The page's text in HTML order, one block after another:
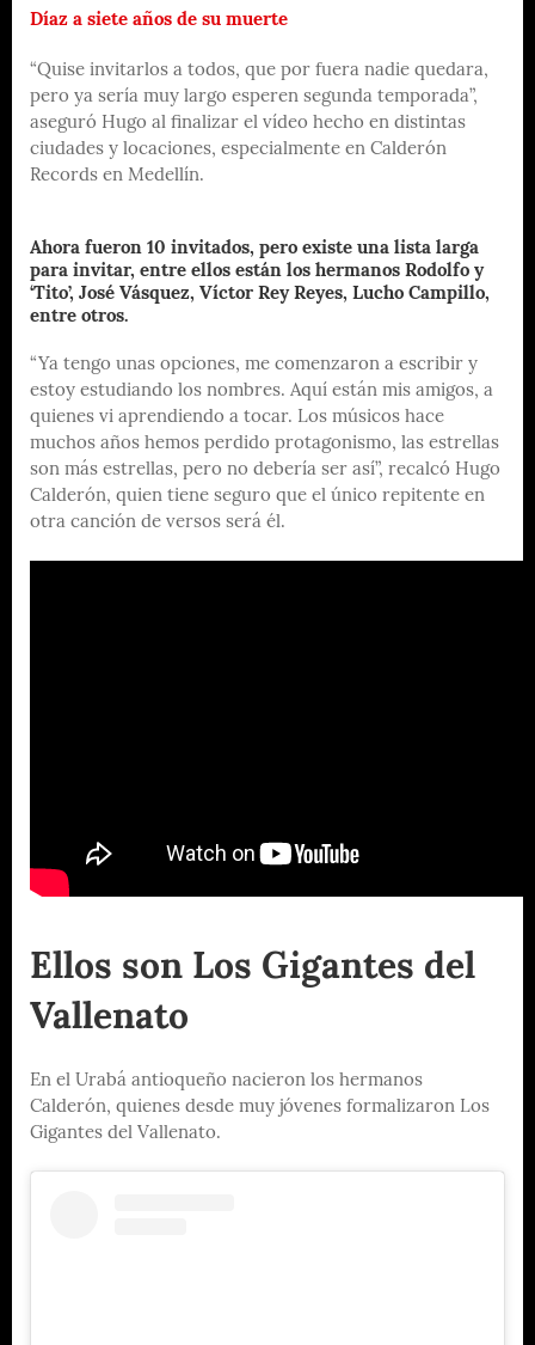
Díaz a siete años de su muerte
“Quise invitarlos a todos, que por fuera nadie quedara,
pero ya sería muy largo esperen segunda temporada”,
aseguró Hugo al finalizar el vídeo hecho en distintas
ciudades y locaciones, especialmente en Calderón
Records en Medellín.
Ahora fueron 10 invitados, pero existe una lista larga
para invitar, entre ellos están los hermanos Rodolfo y
‘Tito’, José Vásquez, Víctor Rey Reyes, Lucho Campillo,
entre otros.
“Ya tengo unas opciones, me comenzaron a escribir y
estoy estudiando los nombres. Aquí están mis amigos, a
quienes vi aprendiendo a tocar. Los músicos hace
muchos años hemos perdido protagonismo, las estrellas
son más estrellas, pero no debería ser así”, recalcó Hugo
Calderón, quien tiene seguro que el único repitente en
otra canción de versos será él.
Ellos son Los Gigantes del
Vallenato
En el Urabá antioqueño nacieron los hermanos
Calderón, quienes desde muy jóvenes formalizaron Los
Gigantes del Vallenato.